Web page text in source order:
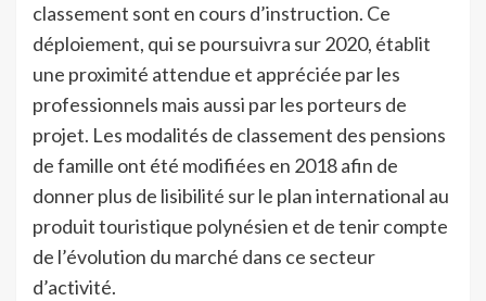
classement sont en cours d’instruction. Ce
déploiement, qui se poursuivra sur 2020, établit
une proximité attendue et appréciée par les
professionnels mais aussi par les porteurs de
projet. Les modalités de classement des pensions
de famille ont été modifiées en 2018 afin de
donner plus de lisibilité sur le plan international au
produit touristique polynésien et de tenir compte
de l’évolution du marché dans ce secteur
d’activité.